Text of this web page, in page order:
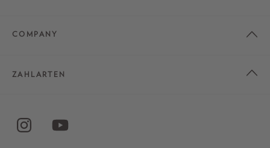
COMPANY
ZAHLARTEN